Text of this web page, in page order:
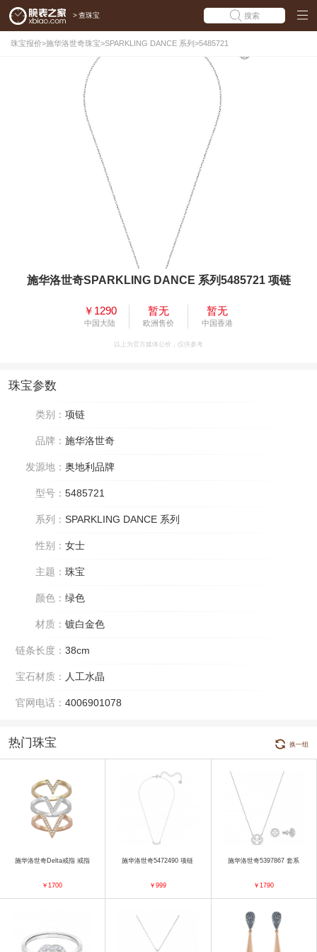
> 查珠宝 搜索
珠宝报价>施华洛世奇珠宝>SPARKLING DANCE 系列 >5485721
施华洛世奇SPARKLING DANCE 系列5485721 项链
￥1290
中国大陆
暂无
欧洲售价
暂无
中国香港
以上为官方媒体公价，仅供参考
珠宝参数
类别： 项链
品牌： 施华洛世奇
发源地： 奥地利品牌
型号： 5485721
系列： SPARKLING DANCE 系列
性别： 女士
主题： 珠宝
颜色： 绿色
材质： 镀白金色
链条长度： 38cm
宝石材质： 人工水晶
官网电话： 4006901078
热门珠宝 换一组
施华洛世奇Delta戒指 戒指
￥1700
施华洛世奇5472490 项链
￥999
施华洛世奇5397867 套系
￥1790